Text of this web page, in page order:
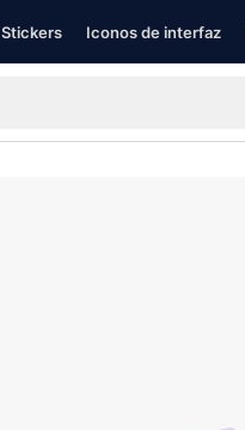
Stickers Iconos de interfaz